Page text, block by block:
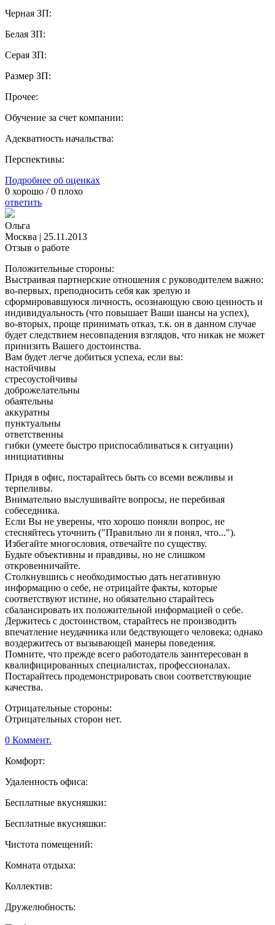
Черная ЗП:
Белая ЗП:
Серая ЗП:
Размер ЗП:
Прочее:
Обучение за счет компании:
Адекватность начальства:
Перспективы:
Подробнее об оценках
0 хорошо /0 плохо
ответить
Ольга
Москва | 25.11.2013
Отзыв о работе
Положительные стороны:
Выстраивая партнерские отношения с руководителем важно:
во-первых, преподносить себя как зрелую и
сформировавшуюся личность, осознающую свою ценность и
индивидуальность (что повышает Ваши шансы на успех),
во-вторых, проще принимать отказ, т.к. он в данном случае
будет следствием несовпадения взглядов, что никак не может
принизить Вашего достоинства.
Вам будет легче добиться успеха, если вы:
настойчивы
стресоустойчивы
доброжелательны
обаятельны
аккуратны
пунктуальны
ответственны
гибки (умеете быстро приспосабливаться к ситуации)
инициативны
Придя в офис, постарайтесь быть со всеми вежливы и
терпеливы.
Внимательно выслушивайте вопросы, не перебивая
собеседника.
Если Вы не уверены, что хорошо поняли вопрос, не
стесняйтесь уточнить ("Правильно ли я понял, что...").
Избегайте многословия, отвечайте по существу.
Будьте объективны и правдивы, но не слишком
откровенничайте.
Столкнувшись с необходимостью дать негативную
информацию о себе, не отрицайте факты, которые
соответствуют истине, но обязательно старайтесь
сбалансировать их положительной информацией о себе.
Держитесь с достоинством, старайтесь не производить
впечатление неудачника или бедствующего человека; однако
воздержитесь от вызывающей манеры поведения.
Помните, что прежде всего работодатель заинтересован в
квалифицированных специалистах, профессионалах.
Постарайтесь продемонстрировать свои соответствующие
качества.
Отрицательные стороны:
Отрицательных сторон нет.
0 Коммент.
Комфорт:
Удаленность офиса:
Бесплатные вкусняшки:
Бесплатные вкусняшки:
Чистота помещений:
Комната отдыха:
Коллектив:
Дружелюбность: